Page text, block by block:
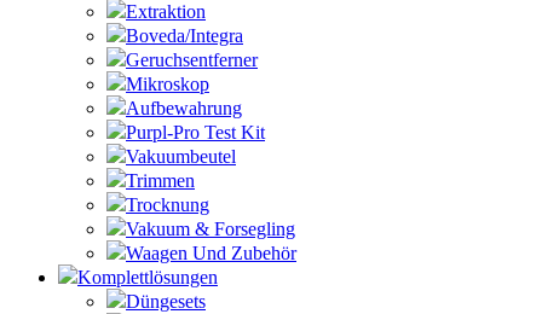
Extraktion
Boveda/Integra
Geruchsentferner
Mikroskop
Aufbewahrung
Purpl-Pro Test Kit
Vakuumbeutel
Trimmen
Trocknung
Vakuum & Forsegling
Waagen Und Zubehör
Komplettlösungen
Düngesets